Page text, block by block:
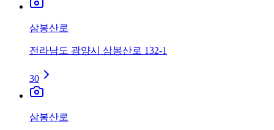
삼봉산로
전라남도 광양시 삼봉산로 132-1
30
삼봉산로